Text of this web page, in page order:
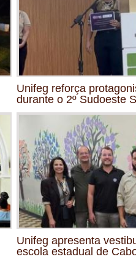
Unifeg reforça
durante o 2º Sudoeste
Unifeg apresenta
escola estadual de